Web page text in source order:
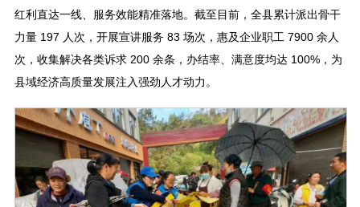
红利直达一线、服务效能精准落地。截至目前，全县累计派出骨干
力量 197 人次，开展宣讲服务 83 场次，惠及企业职工 7900 余人
次，收集解决各类诉求 200 余条，办结率、满意度均达 100%，为
县域经济高质量发展注入强劲人才动力。